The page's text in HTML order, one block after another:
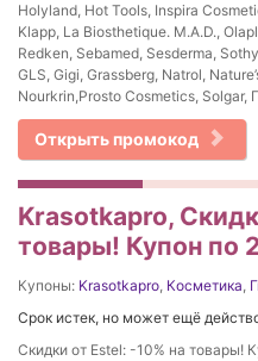
Holyland, Hot Tools, Inspira
Klapp, La Biosthetique. M.A.D.,
Redken, Sebamed, Sesderma,
GLS, Gigi, Grassberg, Natrol,
Nourkrin,Prosto Cosmetics, Solgar,
Открыть промокод
Krasotkapro,
товары! Купон по
Купоны: Krasotkapro, Косметика,
Срок истек, но может ещё
Скидки от Estel: -10% на товары!